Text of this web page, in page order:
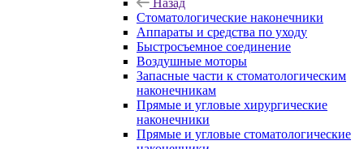
Назад
Стоматологические наконечники
Аппараты и средства по уходу
Быстросъемное соединение
Воздушные моторы
Запасные части к стоматологическим
наконечникам
Прямые и угловые хирургические
наконечники
Прямые и угловые стоматологические